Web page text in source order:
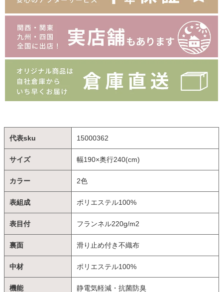
代表sku 15000362
サイズ 幅190×奥行240(cm)
カラー 2色
表組成 ポリエステル100%
表目付 フランネル220g/m2
裏面 滑り止め付き不織布
中材 ポリエステル100%
機能 静電気軽減・抗菌防臭